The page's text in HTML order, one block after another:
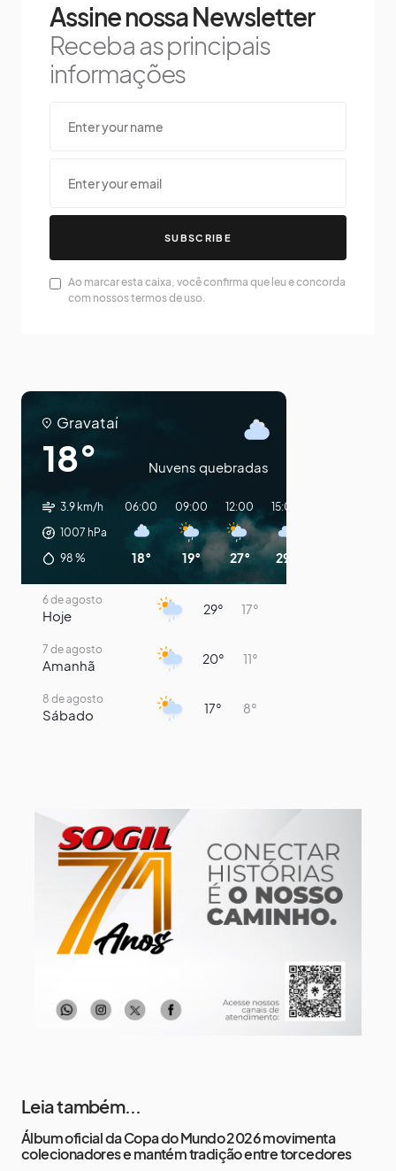
Assine nossa Newsletter
Receba as principais
informações
SUBSCRIBE
Ao marcar esta caixa, você confirma que leu e concorda
com nossos termos de uso.
Gravataí
18° Nuvens quebradas
3.9 km/h
1007 hPa
98 %
06:00
18°
09:00
19°
12:00
27°
15:00
29°
6 de agosto
Hoje 29° 17°
7 de agosto
Amanhã 20° 11°
8 de agosto
Sábado 17° 8°
11 de agosto
Terça-Feira 15° 8°
12 de agosto
Quarta-Feira 15° 8°
Leia também...
Álbum oficial da Copa do Mundo 2026 movimenta
colecionadores e mantém tradição entre torcedores